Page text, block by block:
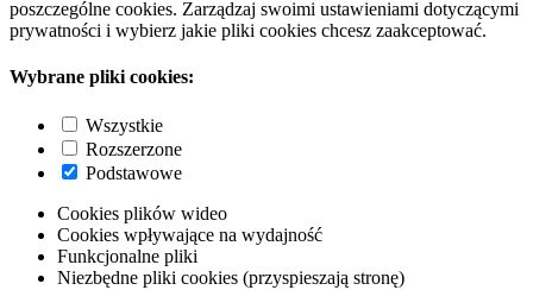
poszczególne cookies. Zarządzaj swoimi ustawieniami dotyczącymi
prywatności i wybierz jakie pliki cookies chcesz zaakceptować.
Wybrane pliki cookies:
Wszystkie
Rozszerzone
Podstawowe
Cookies plików wideo
Cookies wpływające na wydajność
Funkcjonalne pliki
Niezbędne pliki cookies (przyspieszają stronę)